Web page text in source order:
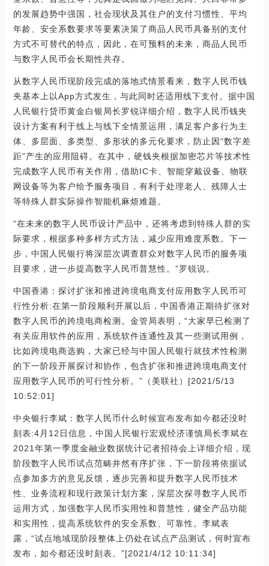
的发展趋势中强国，社会现状及其住户的支付习惯性、平均
年龄、安全系数要求等要素决策了商品人民币具备别的支付
方式不可替代的特点，因此，在可预料的未来，商品人民币
与数字人民币会长期性共存。
从数字人民币现阶段完成的落地式情景看来，数字人民币钱
夹基本上以App方式发生，与此同时还适用线下支付。据中国
人民银行贷币黄金白银局长罗锐详细介绍，数字人民币钱夹
设计方案有利于线上与线下全情景运用，满足客户多行为主
体、多层面、多类型、多形状的多元化要求，防止因“数字差
距”产生的应用阻碍。在其中，硬钱夹根据加密芯片等技术性
完成数字人民币有关作用，借助IC卡、智能穿戴设备、物联
网设备等为客户给予服务项目，有利于处理老人、残障人士
等特殊人群实际操作智能机麻烦难题。
“在未来的数字人民币设计产品中，还将考虑到特殊人群的实
际要求，根据多种多样方式方法，减少应用难度系数。下一
步，中国人民银行将深层次调查群众对数字人民币的服务项
目要求，进一步提高数字人民币普慧性。”罗锐说。
中国香港：探讨扩张和推进跨境电商支付应用数字人民币可
行性分析:在第一阶段顺利开展以后，中国香港正期待扩张对
数字人民币的跨境电商检测。金管局表明，“大家早已检测了
有关应用软件的应用，系统软件连通性及其一些测试用例，
比如跨境电商选购，大家已经与中国人民银行就技术性检测
的下一阶段开展探讨和协作，包含扩张和推进跨境电商支付
应用数字人民币的可行性分析。”（美联社）[2021/5/13
10:52:01]
中央银行李斌：数字人民币什么时候宣布发布如今都还没时
刻表:4月12日信息，中国人民银行宏观经济谨慎局长李斌在
2021年第一季度金融业数据统计记者招待会上详细介绍，现
阶段数字人民币试点范畴井然有序扩张，下一阶段将依据试
点参加多方的意见反馈，逐步完善和提升数字人民币技术
性、业务流程和现行政策计划方案，深层次探寻数字人民币
运用方式，加强数字人民币实用性和普慧性，健全产品功能
和实用性，提高系统软件的安全系数、可靠性。李斌表
露，“试点地域现阶段整体上仍处在试点产品测试，何时宣布
发布，如今都还没时刻表。”[2021/4/12 10:11:34]